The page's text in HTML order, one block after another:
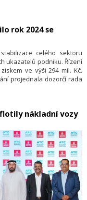
stala se tak nejziskovější
rok 2024 se
celého sektoru
ukazatelů podniku. Řízení
ve výši 294 mil. Kč.
projednala dozorčí rada
nákladní vozy